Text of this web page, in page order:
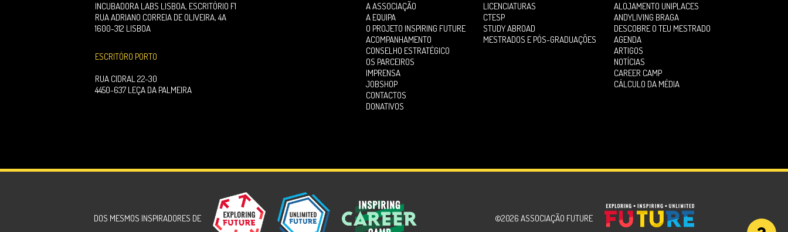
INCUBADORA LABS LISBOA, ESCRITÓRIO F1
RUA ADRIANO CORREIA DE OLIVEIRA, 4A
1600-312 LISBOA
ESCRITÓRO PORTO
RUA CIDRAL 22-30
4450-637 LEÇA DA PALMEIRA
A ASSOCIAÇÃO
A EQUIPA
O PROJETO INSPIRING FUTURE
ACOMPANHAMENTO
CONSELHO ESTRATÉGICO
OS PARCEIROS
IMPRENSA
JOBSHOP
CONTACTOS
DONATIVOS
LICENCIATURAS
CTESP
STUDY ABROAD
MESTRADOS E PÓS-GRADUAÇÕES
ALOJAMENTO UNIPLACES
ANDYLIVING BRAGA
DESCOBRE O TEU MESTRADO
AGENDA
ARTIGOS
NOTÍCIAS
CAREER CAMP
CÁLCULO DA MÉDIA
DOS MESMOS INSPIRADORES DE ©2026 ASSOCIAÇÃO FUTURE